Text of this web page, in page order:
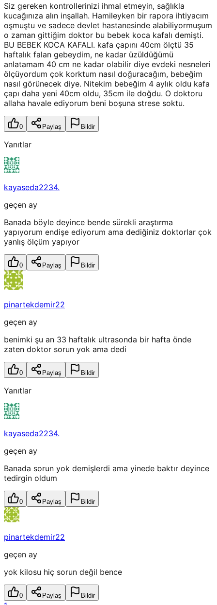
Siz gereken kontrollerinizi ihmal etmeyin, sağlıkla
kucağınıza alın inşallah. Hamileyken bir rapora ihtiyacım
oşmuştu ve sadece devlet hastanesinde alabiliyormuşum
o zaman gittiğim doktor bu bebek koca kafalı demişti.
BU BEBEK KOCA KAFALI. kafa çapını 40cm ölçtü 35
haftalık falan gebeydim, ne kadar üzüldüğümü
anlatamam 40 cm ne kadar olabilir diye evdeki nesneleri
ölçüyordum çok korktum nasıl doğuracağım, bebeğim
nasıl görünecek diye. Nitekim bebeğim 4 aylık oldu kafa
çapı daha yeni 40cm oldu, 35cm ile doğdu. O doktoru
allaha havale ediyorum beni boşuna strese soktu.
0 Paylaş Bildir
Yanıtlar
kayaseda2234.
geçen ay
Banada böyle deyince bende sürekli araştırma
yapıyorum endişe ediyorum ama dediğiniz doktorlar çok
yanlış ölçüm yapıyor
0 Paylaş Bildir
pinartekdemir22
geçen ay
benimki şu an 33 haftalık ultrasonda bir hafta önde
zaten doktor sorun yok ama dedi
0 Paylaş Bildir
Yanıtlar
kayaseda2234.
geçen ay
Banada sorun yok demişlerdi ama yinede baktır deyince
tedirgin oldum
0 Paylaş Bildir
pinartekdemir22
geçen ay
yok kilosu hiç sorun değil bence
0 Paylaş Bildir